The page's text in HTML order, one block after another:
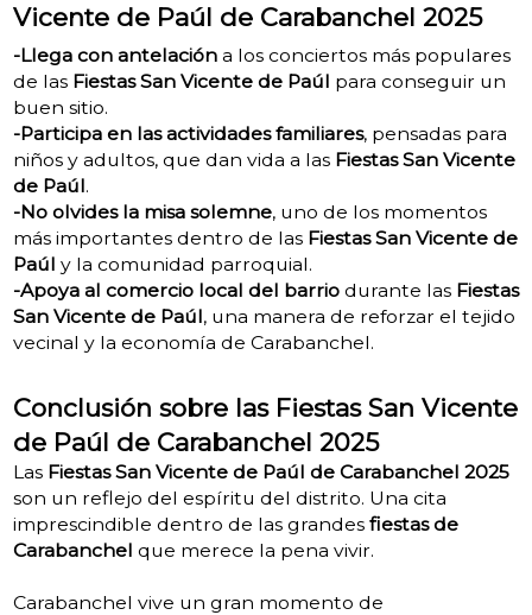
Vicente de Paúl de Carabanchel 2025
-Llega con antelacióna los conciertos más populares
de las Fiestas San Vicente de Paúl para conseguir un
buen sitio.
-Participa en las actividades familiares, pensadas para
niños y adultos, que dan vida a las Fiestas San Vicente
de Paúl.
-No olvides la misa solemne, uno de los momentos
más importantes dentro de las Fiestas San Vicente de
Paúl y la comunidad parroquial.
-Apoya al comercio local del barriodurante las Fiestas
San Vicente de Paúl, una manera de reforzar el tejido
vecinal y la economía de Carabanchel.
Conclusión sobre las Fiestas San Vicente
de Paúl de Carabanchel 2025
Las Fiestas San Vicente de Paúl de Carabanchel 2025
son un reflejo del espíritu del distrito. Una cita
imprescindible dentro de las grandes fiestas de
Carabanchel que merece la pena vivir.
Carabanchel vive un gran momento de